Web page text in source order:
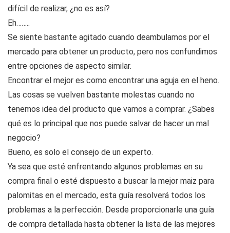
difícil de realizar, ¿no es así?
Eh……..
Se siente bastante agitado cuando deambulamos por el
mercado para obtener un producto, pero nos confundimos
entre opciones de aspecto similar.
Encontrar el mejor es como encontrar una aguja en el heno.
Las cosas se vuelven bastante molestas cuando no
tenemos idea del producto que vamos a comprar. ¿Sabes
qué es lo principal que nos puede salvar de hacer un mal
negocio?
Bueno, es solo el consejo de un experto.
Ya sea que esté enfrentando algunos problemas en su
compra final o esté dispuesto a buscar la mejor maiz para
palomitas en el mercado, esta guía resolverá todos los
problemas a la perfección. Desde proporcionarle una guía
de compra detallada hasta obtener la lista de las mejores